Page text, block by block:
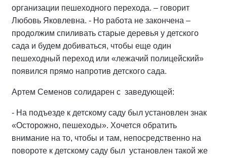
организации пешеходного перехода. – говорит
Любовь Яковлевна. - Но работа не закончена –
продолжим спиливать старые деревья у детского
сада и будем добиваться, чтобы еще один
пешеходный переход или «лежачий полицейский»
появился прямо напротив детского сада.
Артем Семенов солидарен с заведующей:
- На подъезде к детскому саду был установлен знак
«Осторожно, пешеходы». Хочется обратить
внимание на то, чтобы и там, непосредственно на
повороте к детскому саду был установлен такой же